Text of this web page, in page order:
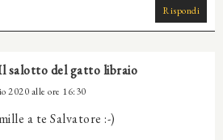
Rispondi
salotto del gatto libraio
2020 alle ore 16:30
a te Salvatore :-)